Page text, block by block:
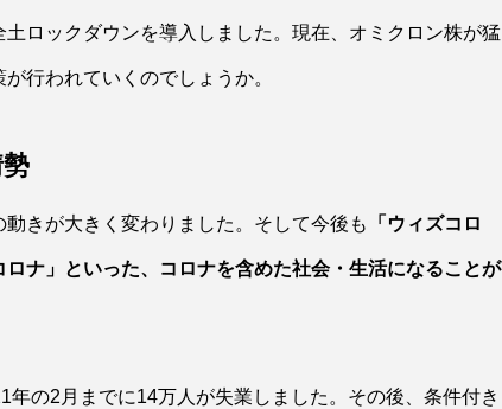
ロックダウンを導入しました。現在、オミクロン株が猛
行われていくのでしょうか。
きが大きく変わりました。そして今後も 「ウィズコロ
ナ」といった、コロナを含めた社会・生活になることが
年の2月までに14万人が失業しました。その後、条件付き